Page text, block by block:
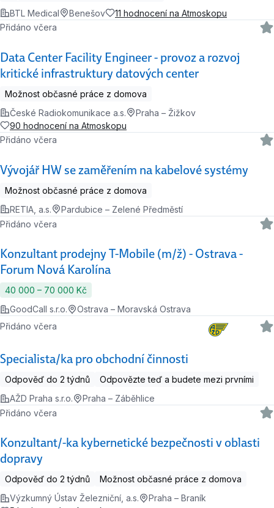
BTL Medical
Benešov 11 hodnocení na Atmoskopu
Data Center Facility Engineer - provoz a rozvoj
kritické infrastruktury datových center
Přidáno včera
Možnost občasné práce z domova
České Radiokomunikace a.s.
Praha – Žižkov
90 hodnocení na Atmoskopu
Vývojář HW se zaměřením na kabelové systémy
Přidáno včera
Možnost občasné práce z domova
RETIA, a.s.
Pardubice – Zelené Předměstí
Konzultant prodejny T-Mobile (m/ž) - Ostrava -
Forum Nová Karolína
Přidáno včera
40 000 ‍–‍ 70 000 Kč
GoodCall s.r.o.
Ostrava – Moravská Ostrava
Specialista/ka pro obchodní činnosti
Přidáno včera
Odpověď do 2 týdnů
Odpovězte teď a budete mezi prvními
AŽD Praha s.r.o.
Praha – Záběhlice
Konzultant/-ka kybernetické bezpečnosti v oblasti
dopravy
Přidáno včera
Odpověď do 2 týdnů
Možnost občasné práce z domova
Výzkumný Ústav Železniční, a.s.
Praha – Braník